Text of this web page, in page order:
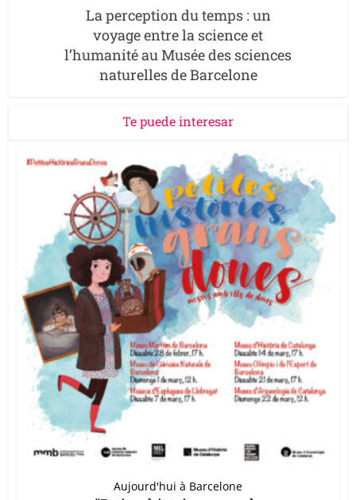
La perception du temps : un
voyage entre la science et
l’humanité au Musée des sciences
naturelles de Barcelone
Te puede interesar
Aujourd'hui à Barcelone